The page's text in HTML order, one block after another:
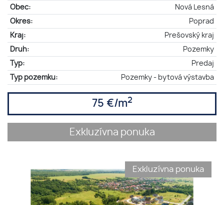
Obec:
Nová Lesná
Okres:
Poprad
Kraj:
Prešovský kraj
Druh:
Pozemky
Typ:
Predaj
Typ pozemku:
Pozemky - bytová výstavba
75 €/m2
Exkluzívna ponuka
Exkluzívna ponuka